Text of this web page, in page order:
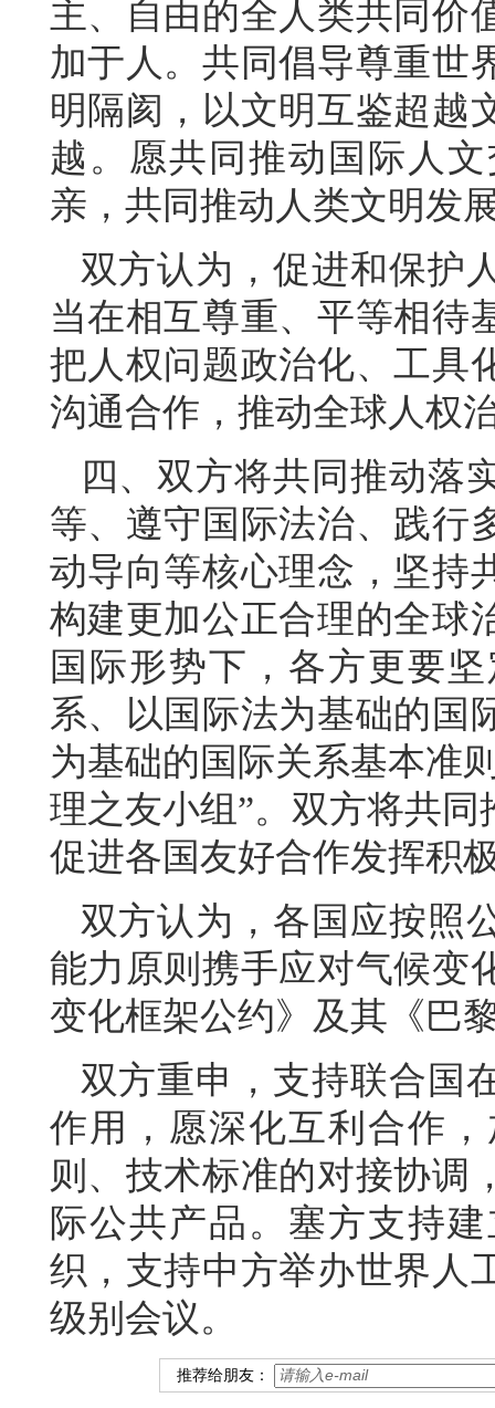
主、自由的全人类共同价
加于人。共同倡导尊重世
明隔阂，以文明互鉴超越
越。愿共同推动国际人
亲，共同推动人类文明发
双方认为，促进和保护
当在相互尊重、平等相待
把人权问题政治化、工具
沟通合作，推动全球人权
四、双方将共同推动落
等、遵守国际法治、践行
动导向等核心理念，坚持
构建更加公正合理的全球
国际形势下，各方更要
系、以国际法为基础的国
为基础的国际关系基本准
理之友小组”。双方将共
促进各国友好合作发挥积
双方认为，各国应按照
能力原则携手应对气候变
变化框架公约》及其《巴
双方重申，支持联合国
作用，愿深化互利合作
则、技术标准的对接协调
际公共产品。塞方支持
织，支持中方举办世界人
级别会议。
推荐给朋友：